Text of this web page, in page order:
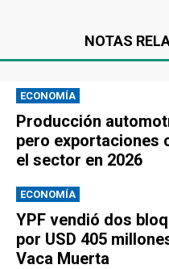
NOTAS
ECONOMÍA
Producción
pero exportaciones
el sector en 2026
ECONOMÍA
YPF vendió dos
por USD 405
Vaca Muerta